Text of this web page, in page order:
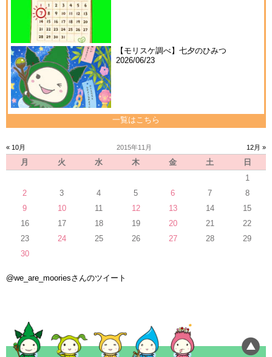
【モリスケ調べ】七夕のひみつ
2026/06/23
一覧はこちら
« 10月 2015年11月 12月 »
月 火 水 木 金 土
日
1
2
3 4 5 6 7
8
9
10 11 12 13 14
15
16
17 18 19 20 21
22
23
24 25 26 27 28
29
30
@we_are_mooriesさんのツイート